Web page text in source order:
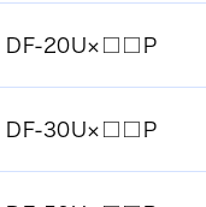
DF-20U×□□P
DF-30U×□□P